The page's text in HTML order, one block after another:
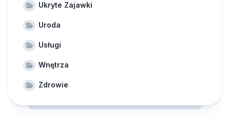
Ukryte Zajawki
Uroda
Usługi
Wnętrza
Zdrowie